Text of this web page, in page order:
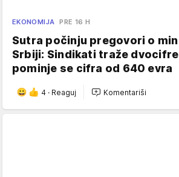
EKONOMIJA PRE 16 H
Sutra počinju pregovori o
Srbiji: Sindikati traže
pominje se cifra od 640 evra
4 · Reaguj Komentariši